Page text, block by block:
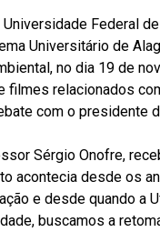
Federal
Universitário de
no dia 19 de
relacionados
com o presidente
Sérgio Onofre,
acontecia desde os
e desde quando a
buscamos a